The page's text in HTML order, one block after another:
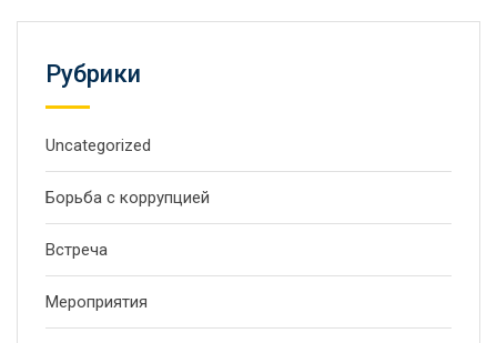
Рубрики
Uncategorized
Борьба с коррупцией
Встреча
Мероприятия